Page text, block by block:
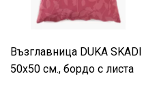
Възглавница DUKA SKADI
50x50 см., бордо с листа